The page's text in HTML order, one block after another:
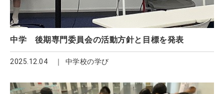
中学 後期専門委員会の活動方針と目標を発表
2025.12.04 中学校の学び